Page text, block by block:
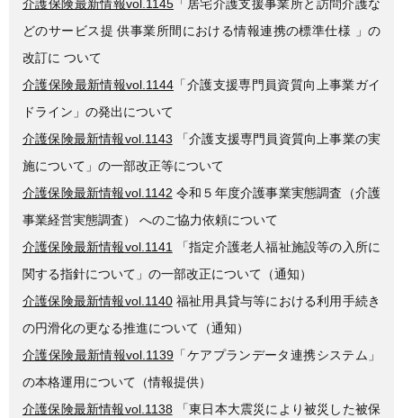
介護保険最新情報vol.1145 「居宅介護支援事業所と訪問介護な
どのサービス提 供事業所間における情報連携の標準仕様 」の
改訂に ついて
介護保険最新情報vol.1144 「介護支援専門員資質向上事業ガイ
ドライン」の発出について
介護保険最新情報vol.1143 「介護支援専門員資質向上事業の実
施について」の一部改正等について
介護保険最新情報vol.1142 令和５年度介護事業実態調査（介護
事業経営実態調査） へのご協力依頼について
介護保険最新情報vol.1141
「指定介護老人福祉施設等の入所に
関する指針について」の一部改正について（通知）
介護保険最新情報vol.1140福祉用具貸与等における利用手続き
の円滑化の更なる推進について（通知）
介護保険最新情報vol.1139 「ケアプランデータ連携システム」
の本格運用について（情報提供）
介護保険最新情報vol.1138 「東日本大震災により被災した被保